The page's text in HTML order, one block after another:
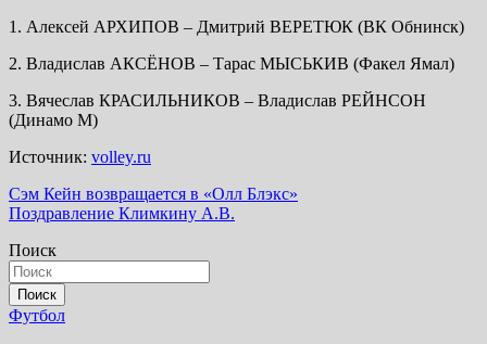
1. Алексей АРХИПОВ – Дмитрий ВЕРЕТЮК (ВК Обнинск)
2. Владислав АКСЁНОВ – Тарас МЫСЬКИВ (Факел Ямал)
3. Вячеслав КРАСИЛЬНИКОВ – Владислав РЕЙНСОН
(Динамо М)
Источник: volley.ru
Навигация
по
записям
Сэм Кейн возвращается в «Олл Блэкс»
Поздравление Климкину А.В.
Поиск
Поиск
Футбол